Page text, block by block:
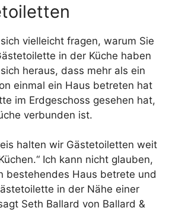
vielleicht fragen, warum Sie
in der Küche haben
heraus, dass mehr als ein
einmal ein Haus betreten hat
im Erdgeschoss gesehen hat,
verbunden ist.
halten wir Gästetoiletten weit
Ich kann nicht glauben,
bestehendes Haus betrete und
in der Nähe einer
Seth Ballard von Ballard &